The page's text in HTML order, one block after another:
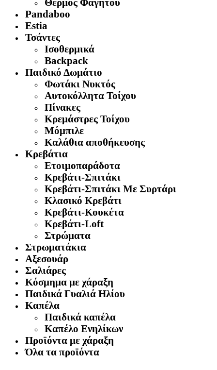
Θερμός Φαγητού
Pandaboo
Estia
Τσάντες
Ισοθερμικά
Backpack
Παιδικό Δωμάτιο
Φωτάκι Νυκτός
Αυτοκόλλητα Τοίχου
Πίνακες
Κρεμάστρες Τοίχου
Μόμπιλε
Καλάθια αποθήκευσης
Κρεβάτια
Ετοιμοπαράδοτα
Κρεβάτι-Σπιτάκι
Κρεβάτι-Σπιτάκι Με Συρτάρι
Κλασικό Κρεβάτι
Κρεβάτι-Κουκέτα
Κρεβάτι-Loft
Στρώματα
Στρωματάκια
Αξεσουάρ
Σαλιάρες
Κόσμημα με χάραξη
Παιδικά Γυαλιά Ηλίου
Καπέλα
Παιδικά καπέλα
Καπέλο Ενηλίκων
Προϊόντα με χάραξη
Όλα τα προϊόντα